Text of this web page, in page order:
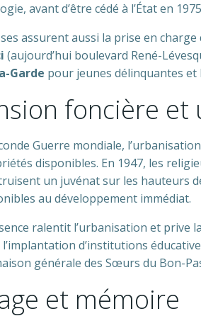
avant d’être cédé à l’État en
assurent aussi la prise en
(aujourd’hui boulevard René-
Garde pour jeunes délinquantes et
foncière
Guerre mondiale,
disponibles. En 1947, les
un juvénat sur les hauteurs
au développement immédiat.
ralentit l’urbanisation et prive
d’institutions
générale des Sœurs du Bon-
et mémoire